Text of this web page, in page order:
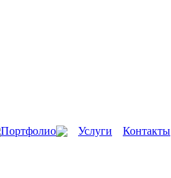
Портфолио Услуги Контакты